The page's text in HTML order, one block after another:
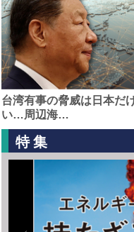
台湾有事の脅威は日本だ
い…周辺海…
特集